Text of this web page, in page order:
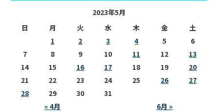
2023年5月
日
月 火 水 木 金 土
« 4月 6月 »
1 2 3 4 5
6
7
8 9 10 11 12
13
14
15 16 17 18 19
20
21
22 23 24 25 26
27
28
29 30 31